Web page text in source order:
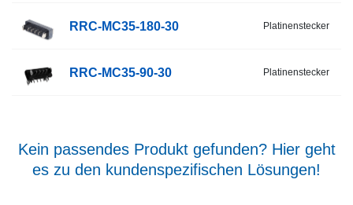
RRC-MC35-180-30 Platinenstecker
RRC-MC35-90-30 Platinenstecker
Kein passendes Produkt gefunden? Hier geht
es zu den kundenspezifischen Lösungen!